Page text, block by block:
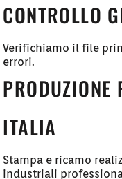
CONTROLLO
Verifichiamo il file
errori.
PRODUZIONE
ITALIA
Stampa e ricamo
industriali